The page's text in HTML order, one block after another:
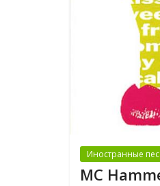
Иностранные
MC